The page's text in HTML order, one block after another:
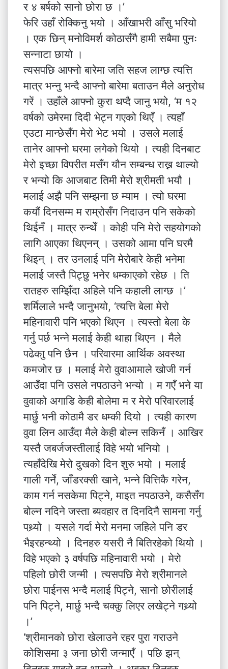
र ४ बर्षको सानो छोरा छ ।’
फेरि उहाँ रोक्किनु भयो । आँखाभरी आँसु भरियो
। एक छिन् मनोविमर्श कोठासँगै हामी सबैमा पुनः
सन्नाटा छायो ।
त्यसपछि आफ्नो बारेमा जति सहज लाग्छ त्यत्ति
मात्र भन्नु भन्दै आफ्नो बारेमा बताउन मैले अनुरोध
गरें । उहाँले आफ्नो कुरा थप्दै जानु भयो, ‘म १२
वर्षको उमेरमा दिदी भेट्न गएको थिएँ । त्यहाँ
एउटा मान्छेसँग मेरो भेट भयो । उसले मलाई
तानेर आफ्नो घरमा लगेको थियो । त्यही दिनबाट
मेरो इच्छा विपरीत मसँग यौन सम्बन्ध राख्न थाल्यो
र भन्यो कि आजबाट तिमी मेरो श्रीमती भयौ ।
मलाई अझै पनि सम्झना छ म्याम । त्यो घरमा
कयौं दिनसम्म म राम्रोसँग निदाउन पनि सकेको
थिईनँ । मात्र रुन्थेँ । कोही पनि मेरो सहयोगको
लागि आएका थिएनन् । उसको आमा पनि घरमै
थिइन् । तर उनलाई पनि मेरोबारे केही भनेमा
मलाई जस्तै पिट्छु भनेर धम्काएको रहेछ । ति
रातहरु सम्झिँदा अहिले पनि कहाली लाग्छ ।’
शर्मिलाले भन्दै जानुभयो, ‘त्यत्ति बेला मेरो
महिनावारी पनि भएको थिएन । त्यस्तो बेला के
गर्नु पर्छ भन्ने मलाई केही थाहा थिएन । मैले
पढेकाु पनि छैन । परिवारमा आर्थिक अवस्था
कमजोर छ । मलाई मेरो वुवाआमाले खोजी गर्न
आउँदा पनि उसले नपठाउने भन्यो । म गएँ भने या
वुवाको अगाडि केही बोलेमा म र मेरो परिवारलाई
मार्छु भनी कोठामै डर धम्की दियो । त्यही कारण
वुवा लिन आउँदा मैले केही बोल्न सकिनँ । आखिर
यस्तै जबर्जजस्तीलाई विहे भयो भनियो ।
त्यहाँदेखि मेरो दुखको दिन शुरु भयो । मलाई
गाली गर्ने, जाँडरक्सी खाने, भन्ने वित्तिकै गरेन,
काम गर्न नसकेमा पिट्ने, माइत नपठाउने, कसैसँग
बोल्न नदिने जस्ता ब्यवहार त दिनदिनै सामना गर्नु
पथ्र्यो । यसले गर्दा मेरो मनमा जहिले पनि डर
भैइरहन्थ्यो । दिनहरु यसरी नै बितिरहेको थियो ।
विहे भएको ३ वर्षपछि महिनावारी भयो । मेरो
पहिलो छोरी जन्मी । त्यसपछि मेरो श्रीमानले
छोरा पाईनस भन्दै मलाई पिट्ने, सानो छोरीलाई
पनि पिट्ने, मार्छु भन्दै चक्कु लिएर लखेट्ने गथ्र्यो
।’
‘श्रीमानको छोरा खेलाउने रहर पुरा गराउने
कोशिसमा ३ जना छोरी जन्माएँ । पछि झन्